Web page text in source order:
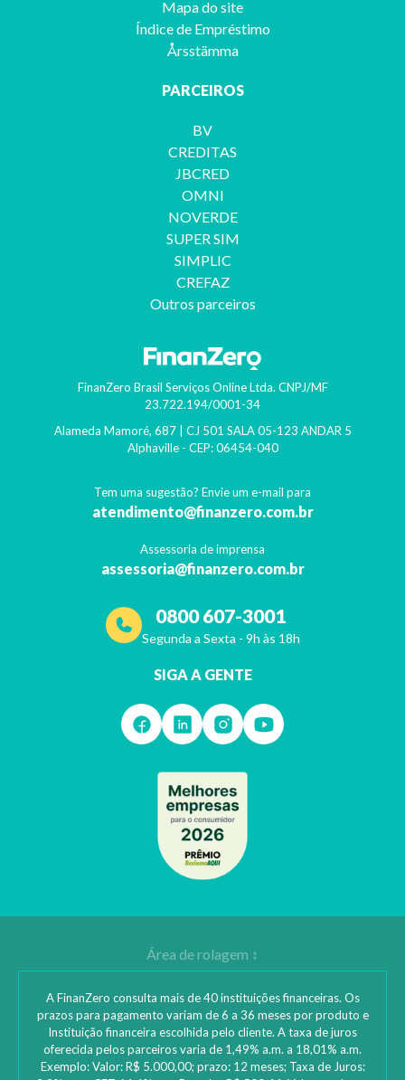
Mapa do site
Índice de Empréstimo
Årsstämma
PARCEIROS
BV
CREDITAS
JBCRED
OMNI
NOVERDE
SUPER SIM
SIMPLIC
CREFAZ
Outros parceiros
FinanZero Brasil Serviços Online Ltda. CNPJ/MF
23.722.194/0001-34
Alameda Mamoré, 687 | CJ 501 SALA 05-123 ANDAR 5
Alphaville- CEP: 06454-040
Tem uma sugestão? Envie um e-mail para
atendimento@finanzero.com.br
Assessoria de imprensa
assessoria@finanzero.com.br
0800 607-3001
Segunda a Sexta - 9h às 18h
SIGA A GENTE
A FinanZero consulta mais de 40 instituições financeiras. Os
prazos para pagamento variam de 6 a 36 meses por produto e
Instituição financeira escolhida pelo cliente. A taxa de juros
oferecida pelos parceiros varia de 1,49% a.m. a 18,01% a.m.
Exemplo: Valor: R$ 5.000,00; prazo: 12 meses; Taxa de Juros: